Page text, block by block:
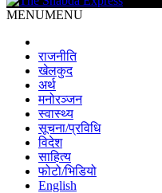
MENUMENU
राजनीति
खेलकुद
अर्थ
मनोरञ्जन
स्वास्थ्य
सूचना/प्रविधि
विदेश
साहित्य
फोटो/भिडियो
English